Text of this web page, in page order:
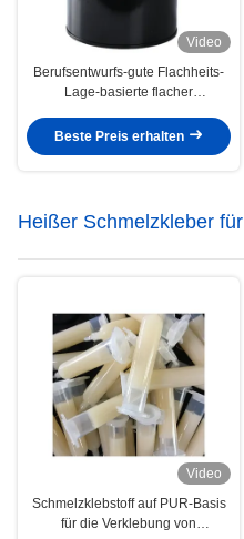
Video
Berufsentwurfs-gute Flachheits-
Lage-basierte flacher
Schmelzkleber
Beste Preis erhalten
Heißer Schmelzkleber für
Elektronik
Video
Schmelzklebstoff auf PUR-Basis
für die Verklebung von